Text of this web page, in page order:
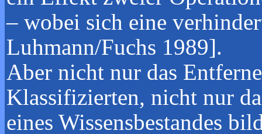
– wobei sich eine
Luhmann/Fuchs 1989].
Aber nicht nur das
Klassifizierten, nicht nur
eines Wissensbestandes